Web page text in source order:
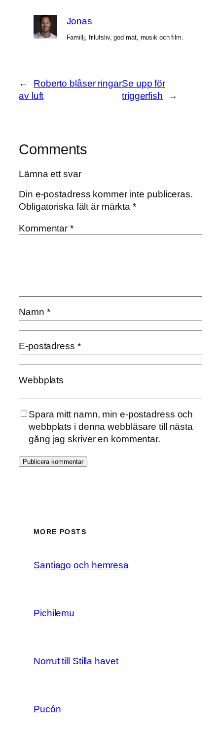
Jonas
Famillj, frilufsliv, god mat, musik och film.
←
Roberto blåser ringar
av luft
Se upp för
triggerfish
→
Comments
Lämna ett svar
Din e-postadress kommer inte publiceras.
Obligatoriska fält är märkta*
Kommentar*
Namn *
E-postadress *
Webbplats
Spara mitt namn, min e-postadress och
webbplats i denna webbläsare till nästa
gång jag skriver en kommentar.
MORE POSTS
Santiago och hemresa
Pichilemu
Norrut till Stilla havet
Pucón